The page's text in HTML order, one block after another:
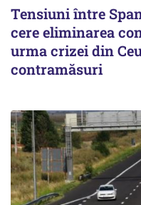
Tensiuni între
cere eliminarea
urma crizei din
contramăsuri